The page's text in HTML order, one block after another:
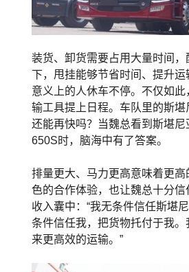
装货、卸货需要占用大量时间
下，甩挂能够节省时间、提升运
意义上的人休车不停。不仅如
输工具提上日程。车队里的斯堪
还能再快吗？当魏总看到斯堪
650S时，脑海中有了答案。
排量更大、马力更高意味着更高
色的合作体验，也让魏总十分
收入囊中：“我无条件信任斯堪
条件信任我，把货物托付于我
来更高效的运输。”